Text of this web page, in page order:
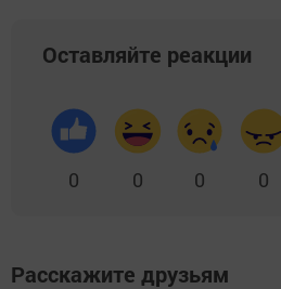
Оставляйте реакции
0 0 0 0
Расскажите друзьям